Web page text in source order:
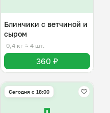
Блинчики с ветчиной и
сыром
0,4 кг ≈ 4 шт.
360 ₽
Сегодня с 18:00